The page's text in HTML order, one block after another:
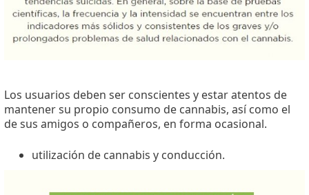
Los usuarios deben ser conscientes y estar atentos de
mantener su propio consumo de cannabis, así como el
de sus amigos o compañeros, en forma ocasional.
utilización de cannabis y conducción.